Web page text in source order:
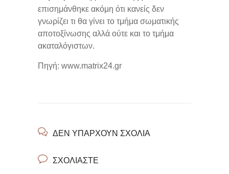
επισημάνθηκε ακόμη ότι κανείς δεν
γνωρίζει τι θα γίνει το τμήμα σωματικής
αποτοξίνωσης αλλά ούτε και το τμήμα
ακαταλόγιστων.
Πηγή: www.matrix24.gr
ΔΕΝ ΥΠΆΡΧΟΥΝ ΣΧΌΛΙΑ
ΣΧΟΛΙΆΣΤΕ